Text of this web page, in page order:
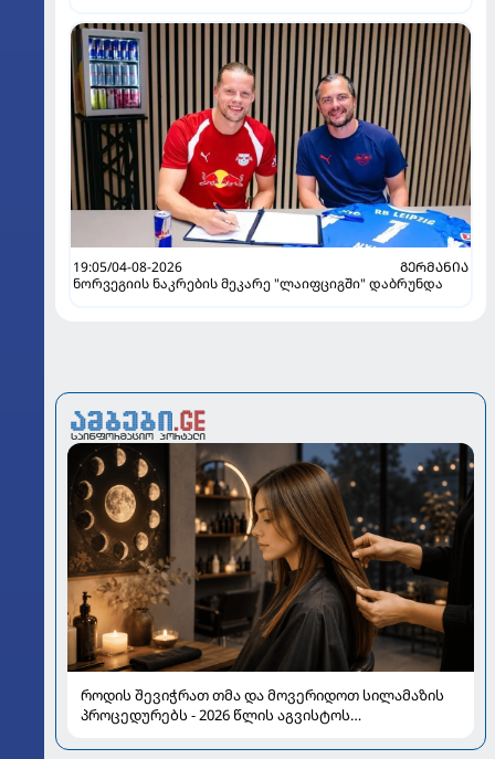
19:05/04-08-2026
ᲒᲔᲠᲛᲐᲜᲘᲐ
ნორვეგიის ნაკრების მეკარე "ლაიფციგში" დაბრუნდა
როდის შევიჭრათ თმა და მოვერიდოთ სილამაზის
პროცედურებს - 2026 წლის აგვისტოს